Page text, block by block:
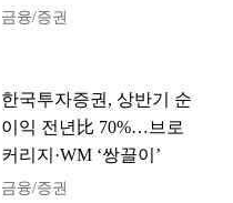
금융/증권
한국투자증권, 상반기 순
이익 전년比 70%…브로
커리지·WM ‘쌍끌이’
금융/증권